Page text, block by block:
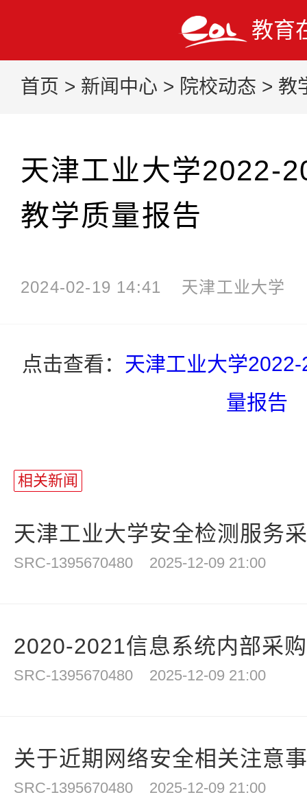
教育
首页 > 新闻中心 > 院校动态 > 教
天津工业大学2022-
教学质量报告
2024-02-19 14:41 天津工业大学
点击查看： 天津工业大学
量报告
相关新闻
天津工业大学安全检测服务
SRC-1395670480 2025-12-09 21:00
2020-2021信息系统内部采
SRC-1395670480 2025-12-09 21:00
关于近期网络安全相关注意
SRC-1395670480 2025-12-09 21:00